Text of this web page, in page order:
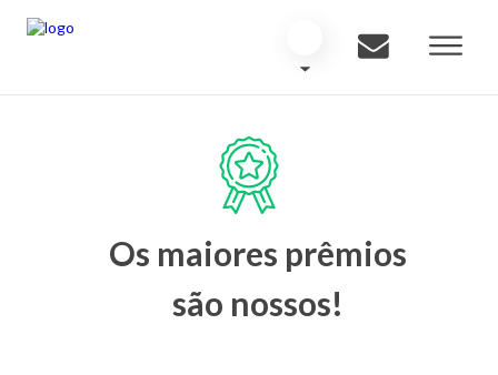
Os maiores prêmios
são nossos!